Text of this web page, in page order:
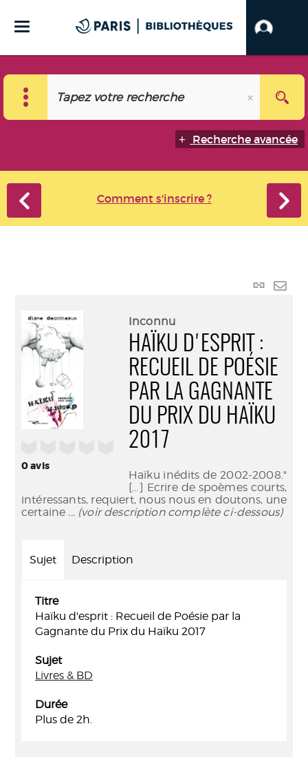
Recherche avancée
Comment s'inscrire ?
Lien
0avis
Inconnu
HAÏKU D'ESPRIT :
RECUEIL DE POÉSIE
PAR LA GAGNANTE
DU PRIX DU HAÏKU
2017
Haïku inédits de 2002-2008."
[...] Ecrire de spoèmes courts,
intéressants, requiert, nous nous en doutons, une
certaine ... (voir description complète ci-dessous)
Sujet Description
Titre
Haïku d'esprit : Recueil de Poésie par la
Gagnante du Prix du Haïku 2017
Sujet
Livres & BD
Durée
Plus de 2h.